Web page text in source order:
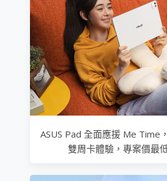
ASUS Pad 全面應援 Me Time
雙周卡體驗，專案價最